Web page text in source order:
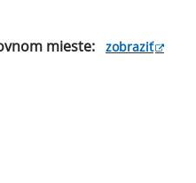
mieste: zobraziť